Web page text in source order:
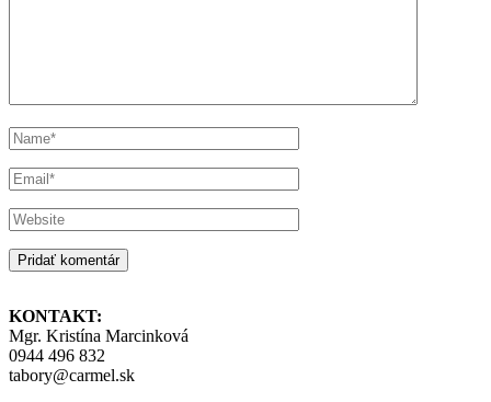
KONTAKT:
Mgr. Kristína Marcinková
0944 496 832
tabory@carmel.sk